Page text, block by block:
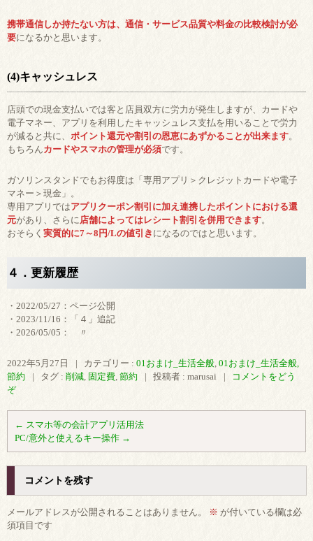
携帯通信しか持たない方は、通信・サービス品質や料金の比較検討が必
要になるかと思います。
(4)キャッシュレス
店頭での現金支払いでは客と店員双方に労力が発生しますが、カードや
電子マネー、アプリを利用したキャッシュレス支払を用いることで労力
が減ると共に、 ポイント還元や割引の恩恵にあずかることが出来ます。
もちろんカードやスマホの管理が必須です。
ガソリンスタンドでもお得度は「専用アプリ＞クレジットカードや電子
マネー＞現金」。
専用アプリではアプリクーポン割引に加え連携したポイントにおける還
元があり、さらに店舗によってはレシート割引を併用できます。
おそらく 実質的に7～8円/Lの値引き になるのではと思います。
４．更新履歴
・2022/05/27：ページ公開
・2023/11/16：「４」追記
・2026/05/05： 〃
2022年5月27日 | カテゴリー : 01おまけ_生活全般, 01おまけ_生活全般,
節約
| タグ : 削減, 固定費, 節約 | 投稿者 : marusai |
コメントをどう
ぞ
← スマホ等の会計アプリ活用法
PC/意外と使えるキー操作 →
コメントを残す
メールアドレスが公開されることはありません。 ※ が付いている欄は必
須項目です